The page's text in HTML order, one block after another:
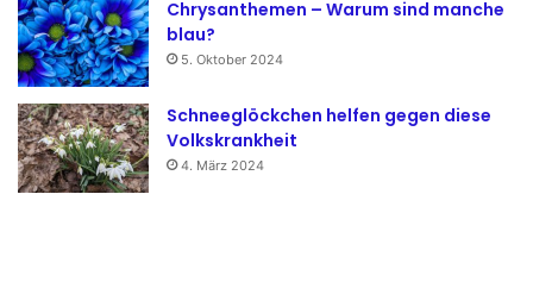
Chrysanthemen – Warum sind manche
blau?
5. Oktober 2024
Schneeglöckchen helfen gegen diese
Volkskrankheit
4. März 2024